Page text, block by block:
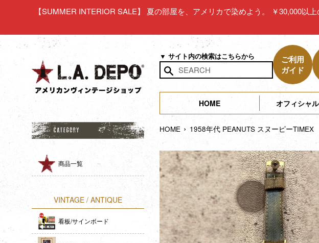
【SUMMER INTERIOR SALE】 夏の部屋を、アメリカで染めよう。 ￥30,000
▼ サイト内の検索はこちらから
検
索
る
ご利用
ガイド
HOME オフィシャ
商品一覧
VINTAGE / ANTIQUE
看板/サインボード
HOME › 1958年代 PEANUTS スヌーピー